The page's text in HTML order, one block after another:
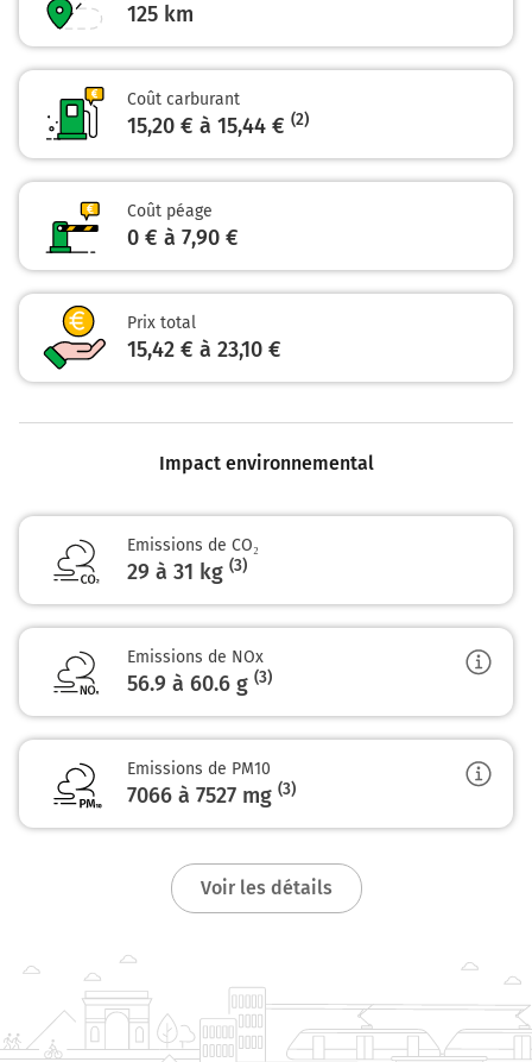
Prendre à droite et rejoindre A1. Continuer sur 39
DOUAI
LILLE
Payer 7,90 € (Péage de Fresnes)
Autoroute du Nord
N356
GAND
LILLE-CENTRE
147 km
Continuer et rejoindre N356. Continuer sur 1,5
kilomètre
N356
La Madeleine
N356
148 km
Sortir et rejoindre la voie. Continuer sur 180 mètres
Lille-Grand Palais
Lille-Fives
Lille-Centre
149 km
125 km
Coût carburant
15,20 € à 15,44 € (2)
Coût péage
0 € à 7,90 €
Prix total
15,42 € à 23,10 €
Impact environnemental
Emissions de CO₂
29 à 31 kg (3)
Emissions de NOx
56.9 à 60.6 g (3)
Emissions de PM10
7066 à 7527 mg (3)
Voir les détails